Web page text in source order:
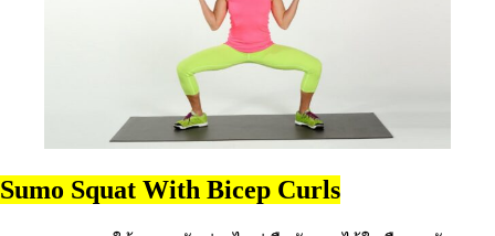
Sumo Squat With Bicep Curls